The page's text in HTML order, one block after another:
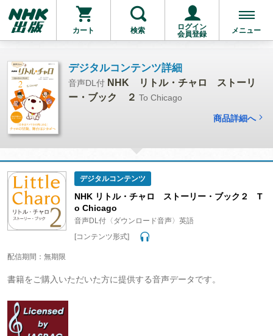
カート 検索
ログイン
会員登録
メニュー
デジタルコンテンツ詳細
音声DL付 NHK リトル・チャロ ストーリ
ー・ブック ２ To Chicago
商品詳細へ
デジタルコンテンツ
NHK リトル・チャロ ストーリー・ブック２ T
o Chicago
音声DL付〈ダウンロード音声〉英語
[コンテンツ形式]
配信期間：無期限
書籍をご購入いただいた方に提供する音声データです。